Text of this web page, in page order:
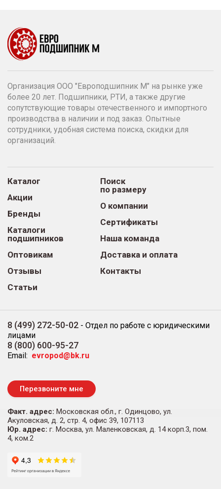
Организация ООО "Европодшипник М" на рынке уже
более 20 лет. Подшипники, РТИ, а также другие
сопутствующие товары отечественного и импортного
производства в наличии и под заказ. Опытные
сотрудники, удобная система поиска, скидки для
организаций.
Каталог
Акции
Бренды
Каталоги
подшипников
Оптовикам
Отзывы
Статьи
Поиск
по размеру
О компании
Сертификаты
Наша команда
Доставка и оплата
Контакты
8 (499) 272-50-02 - Отдел по работе с юридическими
лицами
8 (800) 600-95-27
Email: evropod@bk.ru
Перезвоните мне
Факт. адрес: Московская обл., г. Одинцово, ул.
Акуловская, д. 2, стр. 4, офис 39, 107113
Юр. адрес: г. Москва, ул. Маленковская, д. 14 корп.3, пом.
4, ком.2